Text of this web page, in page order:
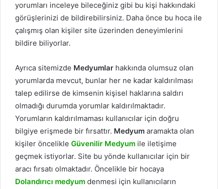
yorumları inceleye bileceğiniz gibi bu kişi hakkındaki
görüşlerinizi de bildirebilirsiniz. Daha önce bu hoca ile
çalışmış olan kişiler site üzerinden deneyimlerini
bildire biliyorlar.
Ayrıca sitemizde Medyumlar hakkında olumsuz olan
yorumlarda mevcut, bunlar her ne kadar kaldırılması
talep edilirse de kimsenin kişisel haklarına saldırı
olmadığı durumda yorumlar kaldırılmaktadır.
Yorumların kaldırılmaması kullanıcılar için doğru
bilgiye erişmede bir fırsattır. Medyum aramakta olan
kişiler öncelikle Güvenilir Medyum ile iletişime
geçmek istiyorlar. Site bu yönde kullanıcılar için bir
aracı fırsatı olmaktadır. Öncelikle bir hocaya
Dolandırıcı medyum denmesi için kullanıcıların